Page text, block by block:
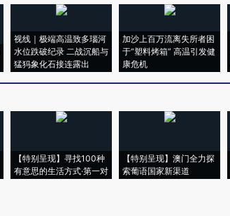
视线｜极端高温致多瑙河
水位跌破纪录 二战沉船与
猛犸象化石接连露出
加沙上百万流离失所者困
于“塑料烤箱” 高温引发健
康危机
【特别呈现】寻找100种
有意思的生活方式·第一对
【特别呈现】澳门全力探
索葡语国家新渠道